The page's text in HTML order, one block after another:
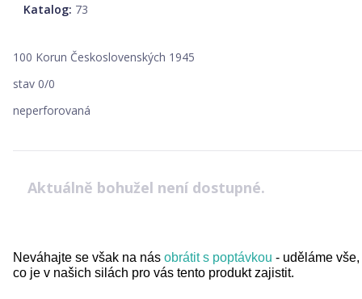
Katalog: 73
100 Korun Československých 1945
stav 0/0
neperforovaná
Aktuálně bohužel není dostupné.
Neváhajte se však na nás obrátit s poptávkou - uděláme vše,
co je v našich silách pro vás tento produkt zajistit.